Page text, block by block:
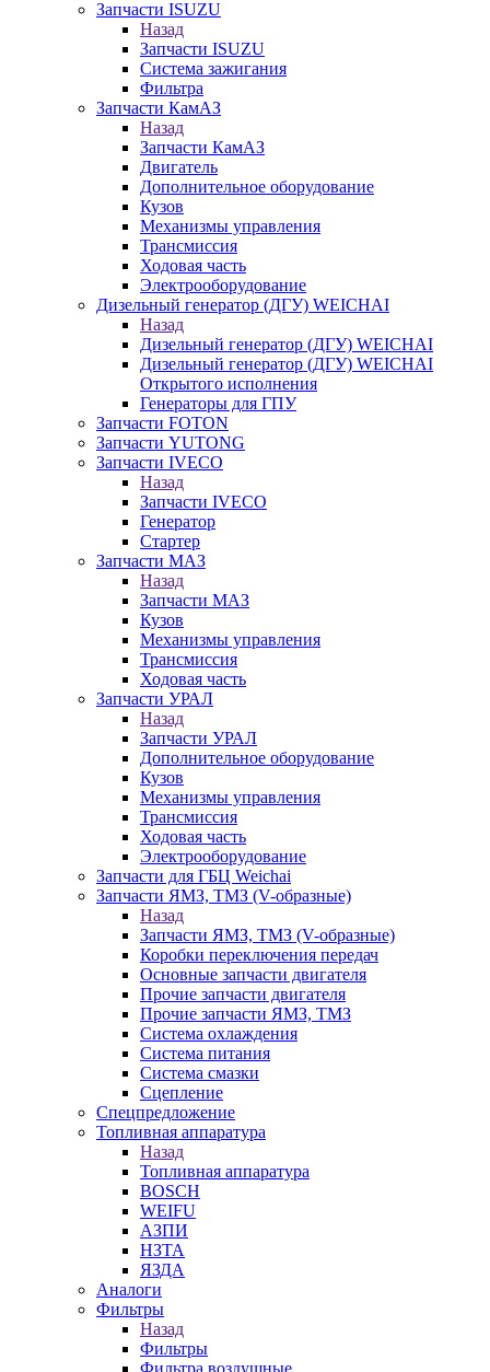
Запчасти ISUZU
Назад
Запчасти ISUZU
Система зажигания
Фильтра
Запчасти КамАЗ
Назад
Запчасти КамАЗ
Двигатель
Дополнительное оборудование
Кузов
Механизмы управления
Трансмиссия
Ходовая часть
Электрооборудование
Дизельный генератор (ДГУ) WEICHAI
Назад
Дизельный генератор (ДГУ) WEICHAI
Дизельный генератор (ДГУ) WEICHAI
Открытого исполнения
Генераторы для ГПУ
Запчасти FOTON
Запчасти YUTONG
Запчасти IVECO
Назад
Запчасти IVECO
Генератор
Стартер
Запчасти МАЗ
Назад
Запчасти МАЗ
Кузов
Механизмы управления
Трансмиссия
Ходовая часть
Запчасти УРАЛ
Назад
Запчасти УРАЛ
Дополнительное оборудование
Кузов
Механизмы управления
Трансмиссия
Ходовая часть
Электрооборудование
Запчасти для ГБЦ Weichai
Запчасти ЯМЗ, ТМЗ (V-образные)
Назад
Запчасти ЯМЗ, ТМЗ (V-образные)
Коробки переключения передач
Основные запчасти двигателя
Прочие запчасти двигателя
Прочие запчасти ЯМЗ, ТМЗ
Система охлаждения
Система питания
Система смазки
Сцепление
Спецпредложение
Топливная аппаратура
Назад
Топливная аппаратура
BOSCH
WEIFU
АЗПИ
НЗТА
ЯЗДА
Аналоги
Фильтры
Назад
Фильтры
Фильтра воздушные